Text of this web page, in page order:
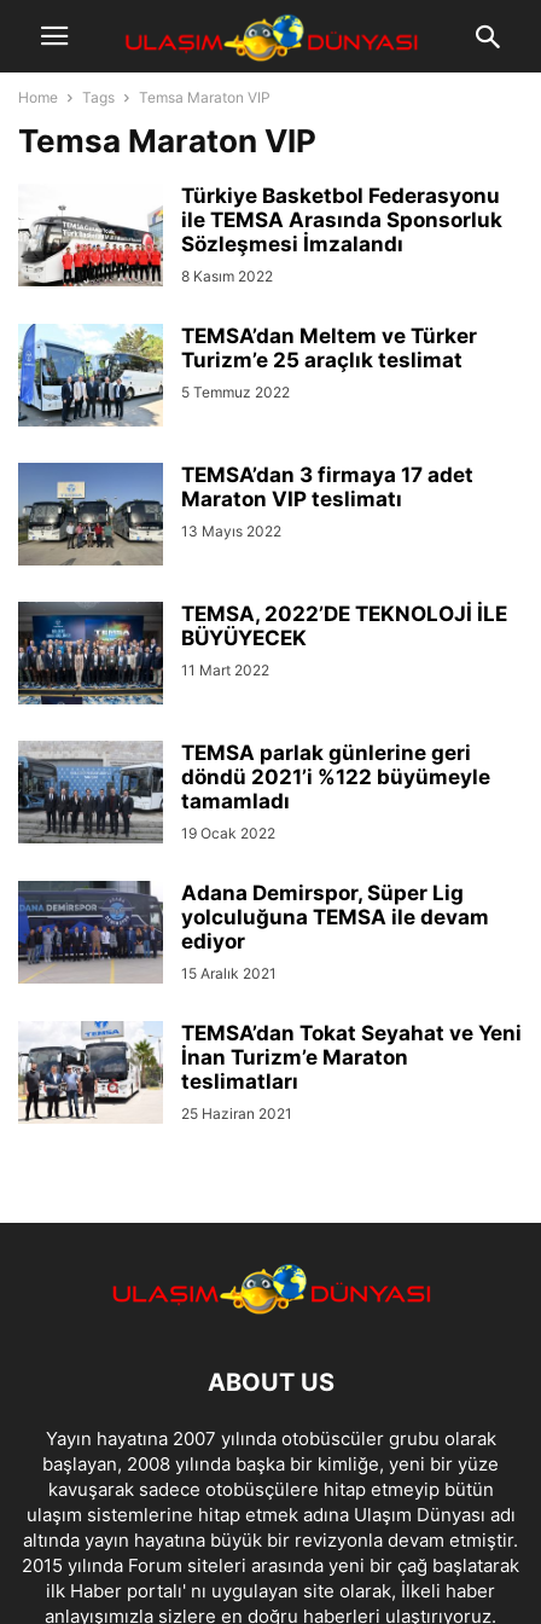
Home Tags Temsa Maraton VIP
Temsa Maraton VIP
Türkiye Basketbol Federasyonu
ile TEMSA Arasında Sponsorluk
Sözleşmesi İmzalandı
8 Kasım 2022
TEMSA’dan Meltem ve Türker
Turizm’e 25 araçlık teslimat
5 Temmuz 2022
TEMSA’dan 3 firmaya 17 adet
Maraton VIP teslimatı
13 Mayıs 2022
TEMSA, 2022’DE TEKNOLOJİ İLE
BÜYÜYECEK
11 Mart 2022
TEMSA parlak günlerine geri
döndü 2021’i %122 büyümeyle
tamamladı
19 Ocak 2022
Adana Demirspor, Süper Lig
yolculuğuna TEMSA ile devam
ediyor
15 Aralık 2021
TEMSA’dan Tokat Seyahat ve Yeni
İnan Turizm’e Maraton
teslimatları
25 Haziran 2021
ABOUT US
Yayın hayatına 2007 yılında otobüscüler grubu olarak
başlayan, 2008 yılında başka bir kimliğe, yeni bir yüze
kavuşarak sadece otobüsçülere hitap etmeyip bütün
ulaşım sistemlerine hitap etmek adına Ulaşım Dünyası adı
altında yayın hayatına büyük bir revizyonla devam etmiştir.
2015 yılında Forum siteleri arasında yeni bir çağ başlatarak
ilk Haber portalı' nı uygulayan site olarak, İlkeli haber
anlayışımızla sizlere en doğru haberleri ulaştırıyoruz.